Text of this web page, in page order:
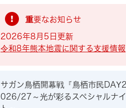
重要なお知らせ
2026年8月5日更新
令和8年熊本地震に関する支援情報
サガン鳥栖開幕戦『鳥栖市民DAY2
026/27～光が彩るスペシャルナイ